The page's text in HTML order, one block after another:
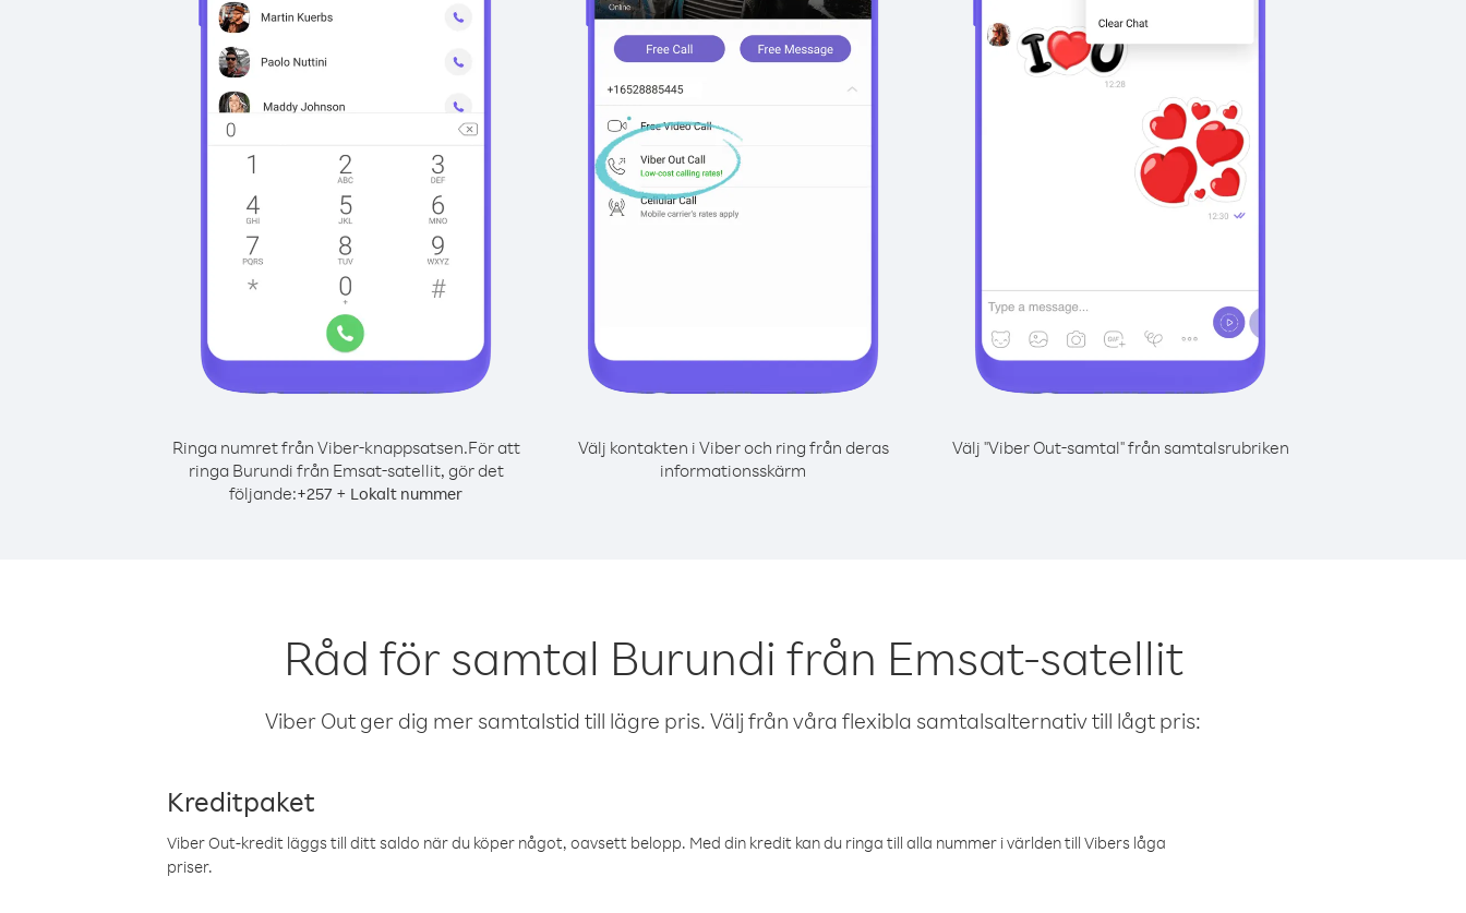
Ringa numret från Viber-knappsatsen.För att
ringa Burundi från Emsat-satellit, gör det
följande:+257 + Lokalt nummer
Välj kontakten i Viber och ring från deras
informationsskärm
Välj "Viber Out-samtal" från samtalsrubriken
Råd för samtal Burundi från Emsat-satellit
Viber Out ger dig mer samtalstid till lägre pris. Välj från våra flexibla samtalsalternativ till lågt pris:
Kreditpaket
Viber Out-kredit läggs till ditt saldo när du köper något, oavsett belopp. Med din kredit kan du ringa till alla nummer i världen till Vibers låga
priser.